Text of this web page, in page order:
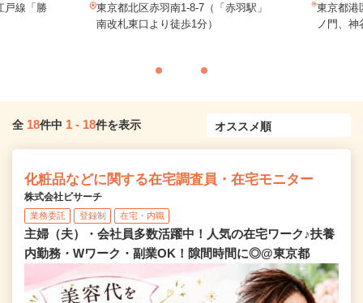
戸線「勝
東京都北区赤羽南1-8-7（「赤羽駅」
南改札東口より徒歩1分）
東京都港
ノ門、
全 18件中 1 - 18件を表示
化粧品などに関する在宅調査員・在宅モニター
株式会社ビサーチ
業務委託 登録制 在宅・内職
主婦（夫）・会社員多数活躍中！人気の在宅ワーク♪扶養
内勤務・Wワーク・副業OK！隙間時間に◎@東京都